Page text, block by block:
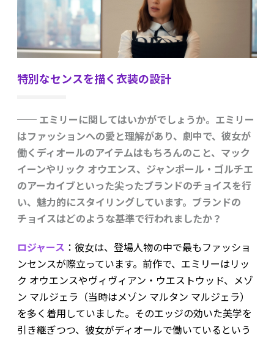
特別なセンスを描く衣装の設計
── エミリーに関してはいかがでしょうか。エミリー
はファッションへの愛と理解があり、劇中で、彼女が
働くディオールのアイテムはもちろんのこと、マック
イーンやリック オウエンス、ジャンポール・ゴルチエ
のアーカイブといった尖ったブランドのチョイスを行
い、魅力的にスタイリングしています。ブランドの
チョイスはどのような基準で行われましたか？
ロジャース ：彼女は、登場人物の中で最もファッショ
ンセンスが際立っています。前作で、エミリーはリッ
ク オウエンスやヴィヴィアン・ウエストウッド、メゾ
ン マルジェラ（当時はメゾン マルタン マルジェラ）
を多く着用していました。そのエッジの効いた美学を
引き継ぎつつ、彼女がディオールで働いているという